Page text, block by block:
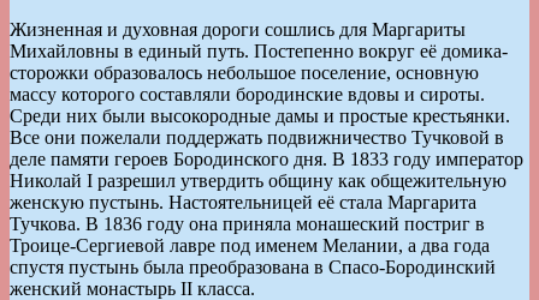
Жизненная и духовная дороги сошлись для Маргариты
Михайловны в единый путь. Постепенно вокруг её домика-
сторожки образовалось небольшое поселение, основную
массу которого составляли бородинские вдовы и сироты.
Среди них были высокородные дамы и простые крестьянки.
Все они пожелали поддержать подвижничество Тучковой в
деле памяти героев Бородинского дня. В 1833 году император
Николай I разрешил утвердить общину как общежительную
женскую пустынь. Настоятельницей её стала Маргарита
Тучкова. В 1836 году она приняла монашеский постриг в
Троице-Сергиевой лавре под именем Мелании, а два года
спустя пустынь была преобразована в Спасо-Бородинский
женский монастырь II класса.